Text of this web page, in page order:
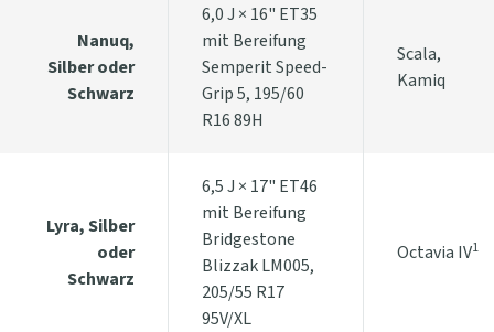
Nanuq,
Silber oder
Schwarz
6,0 J × 16" ET35
mit Bereifung
Semperit Speed-
Grip 5, 195/60
R16 89H
Scala,
Kamiq
Lyra, Silber
oder
Schwarz
6,5 J × 17" ET46
mit Bereifung
Bridgestone
Blizzak LM005,
205/55 R17
95V/XL
Octavia IV1